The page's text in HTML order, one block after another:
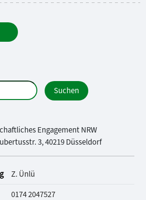
Engagement NRW
3, 40219 Düsseldorf
Z. Ünlü
0174 2047527